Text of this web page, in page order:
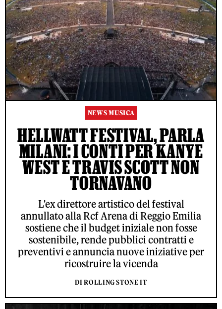
NEWS MUSICA
HELLWATT FESTIVAL, PARLA
MILANI: I CONTI PER KANYE
WEST E TRAVIS SCOTT NON
TORNAVANO
L'ex direttore artistico del festival
annullato alla Rcf Arena di Reggio Emilia
sostiene che il budget iniziale non fosse
sostenibile, rende pubblici contratti e
preventivi e annuncia nuove iniziative per
ricostruire la vicenda
DI ROLLING STONE IT